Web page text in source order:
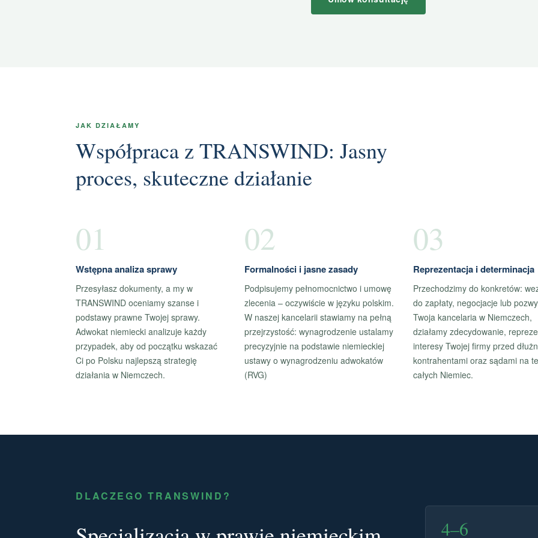
JAK DZIAŁAMY
Współpraca z TRANSWIND: Jasny
proces, skuteczne działanie
01
Wstępna analiza sprawy
Przesyłasz dokumenty, a my w
TRANSWIND oceniamy szanse i
podstawy prawne Twojej sprawy.
Adwokat niemiecki analizuje każdy
przypadek, aby od początku wskazać
Ci po Polsku najlepszą strategię
działania w Niemczech.
02
Formalności i jasne zasady
Podpisujemy pełnomocnictwo i umowę
zlecenia – oczywiście w języku polskim.
W naszej kancelarii stawiamy na pełną
przejrzystość: wynagrodzenie ustalamy
precyzyjnie na podstawie niemieckiej
ustawy o wynagrodzeniu adwokatów
(RVG)
03
Reprezentacja i determinacja
Przechodzimy do konkretów:
do zapłaty, negocjacje lub
Twoja kancelaria w Niemczech,
działamy zdecydowanie,
interesy Twojej firmy przed
kontrahentami oraz sądami na
całych Niemiec.
DLACZEGO TRANSWIND?
4–6